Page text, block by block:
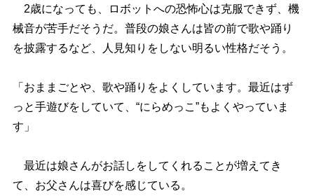
2歳になっても、ロボットへの恐怖心は克服できず、機
械音が苦手だそうだ。普段の娘さんは皆の前で歌や踊り
を披露するなど、人見知りをしない明るい性格だそう。
「おままごとや、歌や踊りをよくしています。最近はず
っと手遊びをしていて、“にらめっこ”もよくやっていま
す」
最近は娘さんがお話しをしてくれることが増えてき
て、お父さんは喜びを感じている。